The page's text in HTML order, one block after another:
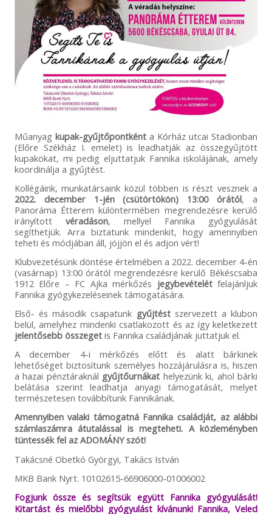
Műanyag kupak-gyűjtőpontkénta Kórház utcai Stadionban
(Előre Székház I. emelet) is leadhatják az összegyűjtött
kupakokat, mi pedig eljuttatjuk Fannika iskolájának, amely
koordinálja a gyűjtést.
Kollégáink, munkatársaink közül többen is részt vesznek a
2022. december 1-jén (csütörtökön) 13:00 órától, a
Panoráma Étterem különtermében megrendezésre kerülő
irányított véradáson, mellyel Fannika gyógyulását
segíthetjük. Arra biztatunk mindenkit, hogy amennyiben
teheti és módjában áll, jöjjön el és adjon vért!
Klubvezetésünk döntése értelmében a 2022. december 4-én
(vasárnap) 13:00 órától megrendezésre kerülő Békéscsaba
1912 Előre – FC Ajka mérkőzés jegybevételétfelajánljuk
Fannika gyógykezeléseinek támogatására.
Első- és második csapatunk gyűjtéstszervezett a klubon
belül, amelyhez mindenki csatlakozott és az így keletkezett
jelentősebb összegetis Fannika családjának juttatjuk el.
A december 4-i mérkőzés előtt és alatt bárkinek
lehetőséget biztosítunk személyes hozzájárulásra is, hiszen
a hazai pénztáraknál gyűjtőurnákat helyezünk ki, ahol bárki
belátása szerint leadhatja anyagi támogatását, melyet
természetesen továbbítunk Fannikának.
Amennyiben valaki támogatná Fannika családját, az alábbi
számlaszámra átutalással is megteheti. A közleményben
tüntessék fel az ADOMÁNY szót!
Takácsné Obetkó Györgyi, Takács István
MKB Bank Nyrt. 10102615-66906000-01006002
Fogjunk össze és segítsük együtt Fannika gyógyulását!
Kitartást és mielőbbi gyógyulást kívánunk! Fannika, Veled